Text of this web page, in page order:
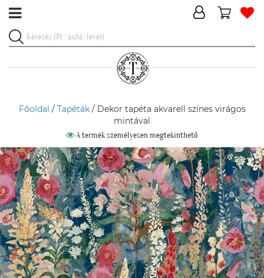
Főoldal / Tapéták/ Dekor tapéta akvarell színes virágos
mintával
A termék személyesen megtekinthető